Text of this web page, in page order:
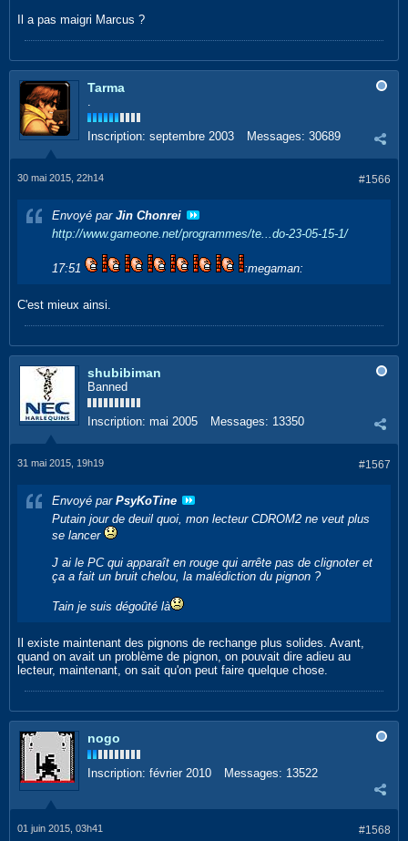
Il a pas maigri Marcus ?
Tarma
.
Inscription: septembre 2003 Messages: 30689
#1566
30 mai 2015, 22h14
Envoyé par Jin Chonrei
http://www.gameone.net/programmes/te...do-23-05-15-1/
17:51 :megaman:
C'est mieux ainsi.
shubibiman
Banned
Inscription: mai 2005 Messages: 13350
#1567
31 mai 2015, 19h19
Envoyé par PsyKoTine
Putain jour de deuil quoi, mon lecteur CDROM2 ne veut plus
se lancer
J ai le PC qui apparaît en rouge qui arrête pas de clignoter et
ça a fait un bruit chelou, la malédiction du pignon ?
Tain je suis dégoûté là
Il existe maintenant des pignons de rechange plus solides. Avant,
quand on avait un problème de pignon, on pouvait dire adieu au
lecteur, maintenant, on sait qu'on peut faire quelque chose.
nogo
Inscription: février 2010 Messages: 13522
#1568
01 juin 2015, 03h41